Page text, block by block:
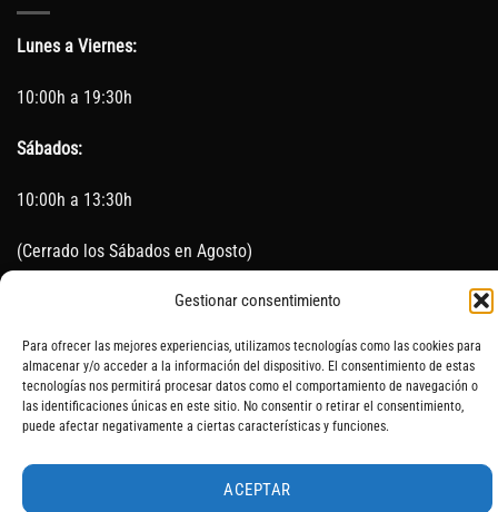
Gestionar consentimiento
Para ofrecer las mejores experiencias, utilizamos tecnologías como las cookies para
almacenar y/o acceder a la información del dispositivo. El consentimiento de estas
tecnologías nos permitirá procesar datos como el comportamiento de navegación o
las identificaciones únicas en este sitio. No consentir o retirar el consentimiento,
puede afectar negativamente a ciertas características y funciones.
ACEPTAR
Lunes a Viernes:
10:00h a 19:30h
Sábados:
10:00h a 13:30h
(Cerrado los Sábados en Agosto)
Sin servicio de taller del 15 de Agosto al 5 de septiembre
SOBRE NOSOTROS CONTACTO AVISO LEGAL